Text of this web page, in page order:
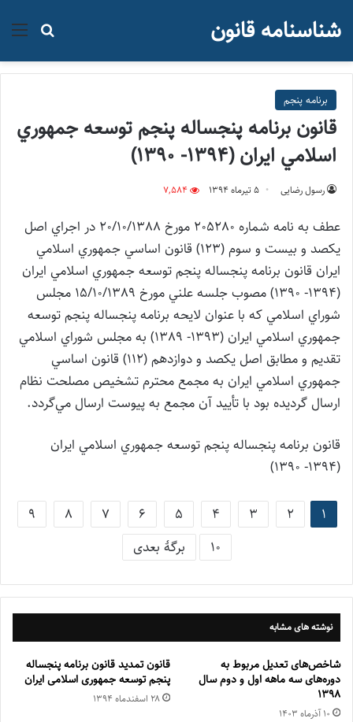
جستجو شناسنامه قانون
برنامه پنجم
قانون برنامه پنجساله پنجم توسعه جمهوري
اسلامي ايران (1394- 1390)
رسول رضایی ۵ تیر‌ماه ۱۳۹۴ 7,584
عطف به نامه شماره 205280 مورخ 20/10/1388 در اجراي اصل
يکصد و بيست و سوم (123) قانون اساسي جمهوري اسلامي
ايران قانون برنامه پنجساله پنجم توسعه جمهوري اسلامي ايران
(1394- 1390) مصوب جلسه علني مورخ 15/10/1389 مجلس
شوراي اسلامي که با عنوان لايحه برنامه پنجساله پنجم توسعه
جمهوري اسلامي ايران (1393- 1389) به مجلس شوراي اسلامي
تقديم و مطابق اصل يکصد و دوازدهم (112) قانون اساسي
جمهوري اسلامي ايران به مجمع محترم تشخيص مصلحت نظام
ارسال گرديده بود با تأييد آن مجمع به پيوست ارسال مي‌گردد.
قانون برنامه پنجساله پنجم توسعه جمهوري اسلامي ايران
(1394- 1390)
1
2
3
4
5
6
7
8
9
10
برگهٔ بعدی
نوشته های مشابه
شاخص‌های تعديل مربوط به
دوره‌های سه ماهه اول و دوم سال
1398
۱۰ آذر‌ماه ۱۴۰۳
قانون تمدید قانون برنامه پنجساله
پنجم توسعه جمهوری اسلامی ایران
۲۸ اسفند‌ماه ۱۳۹۴